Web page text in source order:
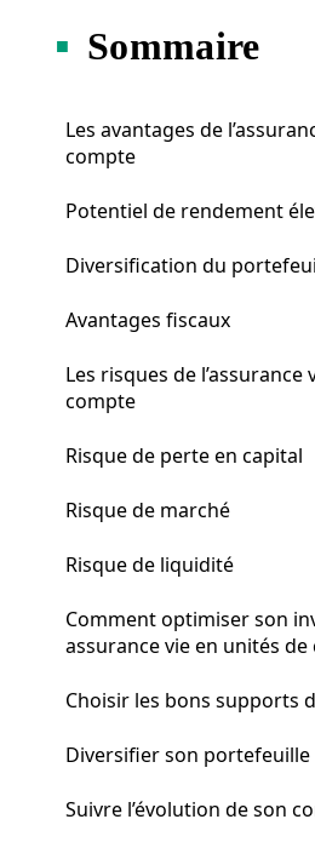
Sommaire
Les avantages de
compte
Potentiel de rendement
Diversification du
Avantages fiscaux
Les risques de l’assurance
compte
Risque de perte en capital
Risque de marché
Risque de liquidité
Comment optimiser son
assurance vie en unités de
Choisir les bons supports
Diversifier son portefeuille
Suivre l’évolution de son